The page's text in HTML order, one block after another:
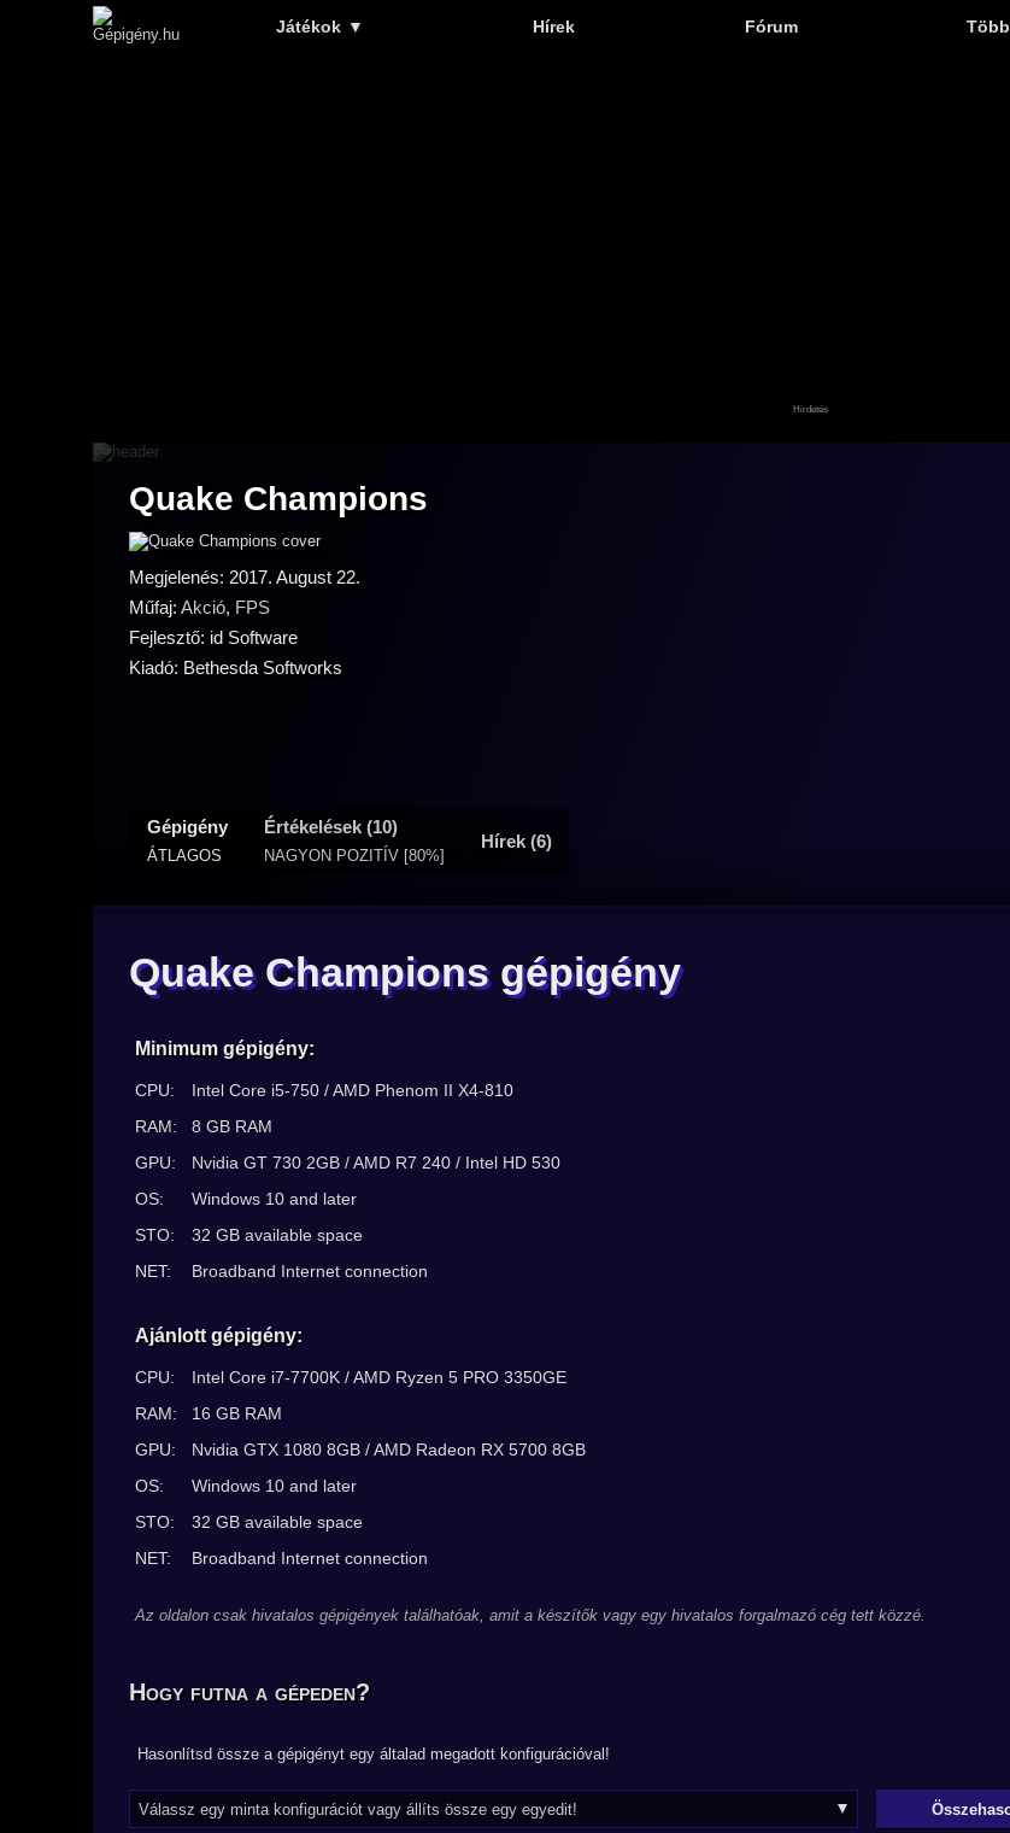
Játékok ▼ Hírek Fórum Több
Quake Champions
Megjelenés: 2017. August 22.
Műfaj: Akció, FPS
Fejlesztő: id Software
Kiadó: Bethesda Softworks
Gépigény
ÁTLAGOS
Értékelések (10)
NAGYON POZITÍV [80%]
Hírek (6)
Quake Champions gépigény
Minimum gépigény:
CPU:
Intel Core i5-750 / AMD Phenom II X4-810
RAM:
8 GB RAM
GPU:
Nvidia GT 730 2GB / AMD R7 240 / Intel HD 530
OS:
Windows 10 and later
STO:
32 GB available space
NET:
Broadband Internet connection
Ajánlott gépigény:
CPU:
Intel Core i7-7700K / AMD Ryzen 5 PRO 3350GE
RAM:
16 GB RAM
GPU:
Nvidia GTX 1080 8GB / AMD Radeon RX 5700 8GB
OS:
Windows 10 and later
STO:
32 GB available space
NET:
Broadband Internet connection
Az oldalon csak hivatalos gépigények találhatóak, amit a készítők vagy egy hivatalos forgalmazó cég tett közzé.
Hogy futna a gépeden?
Hasonlítsd össze a gépigényt egy általad megadott konfigurációval!